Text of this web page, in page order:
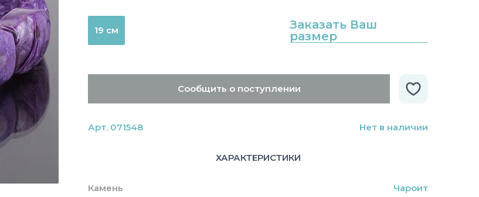
19 см
Заказать Ваш
размер
Сообщить о поступлении
Арт. 071548 Нет в наличии
ХАРАКТЕРИСТИКИ
Камень
Чароит